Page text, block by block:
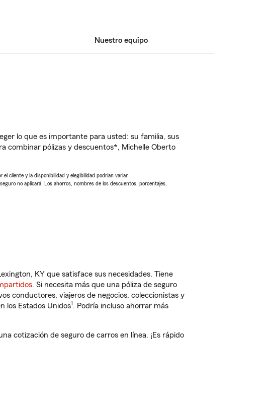
Nuestro equipo
lo que es importante para usted: su familia, sus
combinar pólizas y descuentos*, Michelle Oberto
cliente y la disponibilidad y elegibilidad podrían variar.
no aplicará. Los ahorros, nombres de los descuentos, porcentajes,
KY que satisface sus necesidades. Tiene
. Si necesita más que una póliza de seguro
conductores, viajeros de negocios, coleccionistas y
los Estados Unidos1. Podría incluso ahorrar más
cotización de seguro de carros en línea. ¡Es rápido